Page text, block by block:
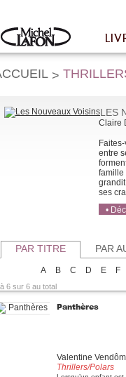
Accueil
>
LES
Claire
entre
famille
ses
•
PAR TITRE PAR
A B C D E F
6 sur 6 au total
Panthères
Valentine
Thrillers/Polars